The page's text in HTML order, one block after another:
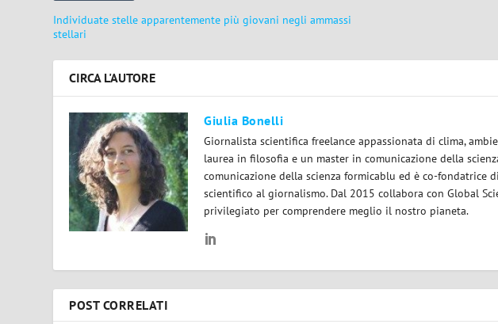
Individuate stelle apparentemente più giovani negli ammassi
stellari
CIRCA L'AUTORE
Giulia Bonelli
Giornalista scientifica freelance appassionata di clima,
laurea in filosofia e un master in comunicazione della
comunicazione della scienza formicablu ed è co-fondatrice
scientifico al giornalismo. Dal 2015 collabora con Global
privilegiato per comprendere meglio il nostro pianeta.
POST CORRELATI